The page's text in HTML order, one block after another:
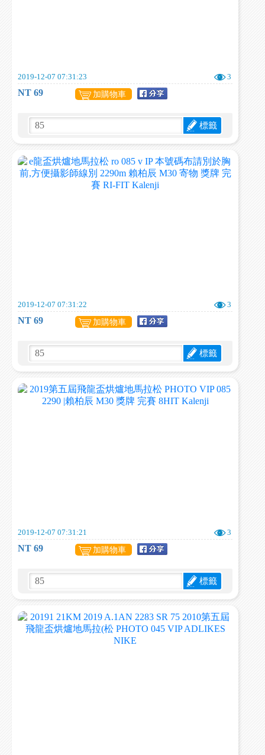
2019-12-07 07:31:23 3
NT 69 加購物車
標籤
2019-12-07 07:31:22 3
NT 69 加購物車
標籤
2019-12-07 07:31:21 3
NT 69 加購物車
標籤